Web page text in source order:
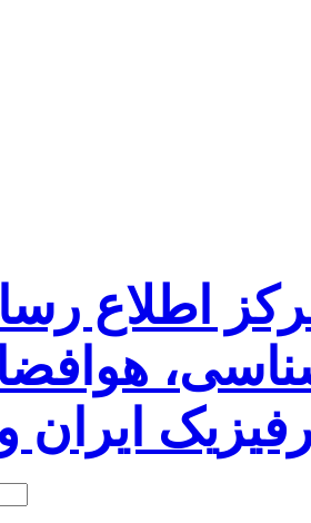
اطلاع
ایران